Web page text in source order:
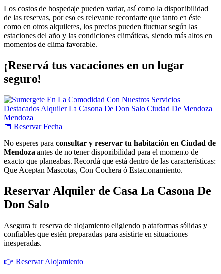
Los costos de hospedaje pueden variar, así como la disponibilidad
de las reservas, por eso es relevante recordarte que tanto en éste
como en otros alquileres, los precios pueden fluctuar según las
estaciones del año y las condiciones climáticas, siendo más altos en
momentos de clima favorable.
¡Reservá tus vacaciones en un lugar
seguro!
📅 ReservarFecha
No esperes para consultar y reservar tu habitación en Ciudad de
Mendoza antes de no tener disponibilidad para el momento de
exacto que planeabas. Recordá que está dentro de las características:
Que Aceptan Mascotas, Con Cochera ó Estacionamiento.
Reservar Alquiler de Casa La Casona De
Don Salo
Asegura tu reserva de alojamiento eligiendo plataformas sólidas y
confiables que estén preparadas para asistirte en situaciones
inesperadas.
👉 Reservar Alojamiento